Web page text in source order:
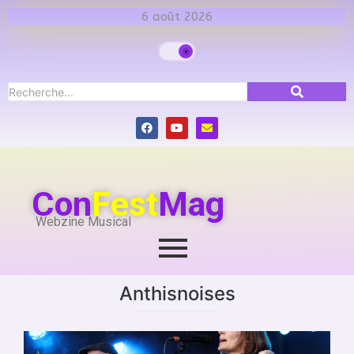
6 août 2026
ConFestMag
Webzine Musical
Anthisnoises